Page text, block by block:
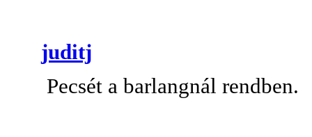
juditj
Pecsét a barlangnál rendben.